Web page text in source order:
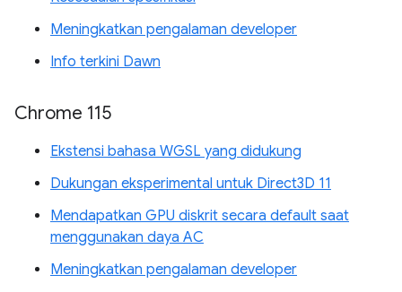
Meningkatkan pengalaman developer
Info terkini Dawn
Chrome 115
Ekstensi bahasa WGSL yang didukung
Dukungan eksperimental untuk Direct3D 11
Mendapatkan GPU diskrit secara default saat
menggunakan daya AC
Meningkatkan pengalaman developer